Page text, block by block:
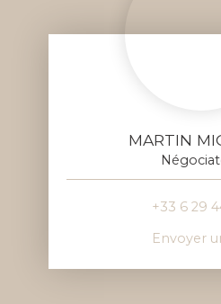
MARTIN
+33 6 29
Envoyer